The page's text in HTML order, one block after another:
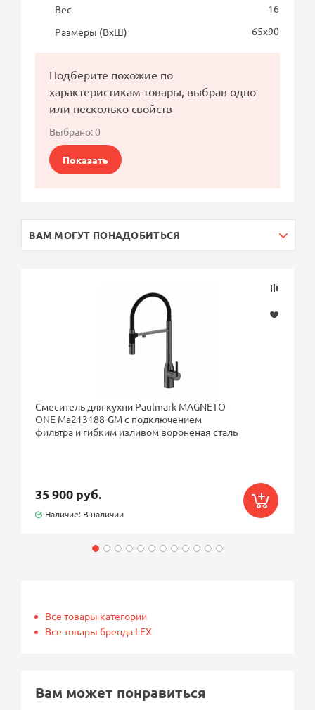
Вес
16
Размеры (ВхШ)
65х90
Подберите похожие по
характеристикам товары, выбрав одно
или несколько свойств
Выбрано:0
Показать
ВАМ МОГУТ ПОНАДОБИТЬСЯ
Смеситель для кухни Paulmark MAGNETO
ONE Ma213188-GM с подключением
фильтра и гибким изливом вороненая сталь
35 900 руб.
Наличие: В наличии
Все товары категории
Все товары бренда LEX
Вам может понравиться